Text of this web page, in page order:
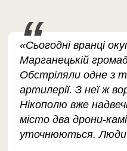
«Сьогодні вранці
Марганецькій
Обстріляли одне з
артилерії. З неї ж
Нікополю вже
місто два дрони-
уточнюються. Люди